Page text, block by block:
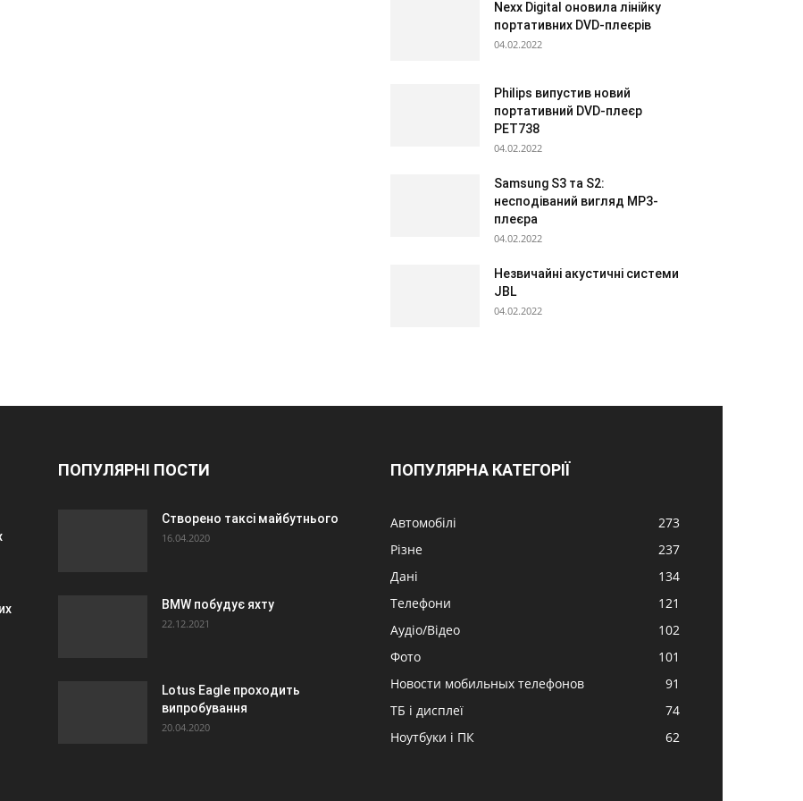
Nexx Digital оновила лінійку
портативних DVD-плеєрів
04.02.2022
Philips випустив новий
портативний DVD-плеєр
PET738
04.02.2022
Samsung S3 та S2:
несподіваний вигляд МР3-
плеєра
04.02.2022
Незвичайні акустичні системи
JBL
04.02.2022
ПОПУЛЯРНІ ПОСТИ
Створено таксі майбутнього
16.04.2020
BMW побудує яхту
22.12.2021
Lotus Eagle проходить
випробування
20.04.2020
ПОПУЛЯРНА КАТЕГОРІЇ
Автомобілі
273
Різне
237
Дані
134
Телефони
121
Аудіо/Відео
102
Фото
101
Новости мобильных телефонов
91
ТБ і дисплеї
74
Ноутбуки і ПК
62